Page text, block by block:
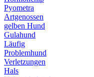
Pyometra
Artgenossen
gelben Hund
Gulahund
Läufig
Problemhund
Verletzungen
Hals